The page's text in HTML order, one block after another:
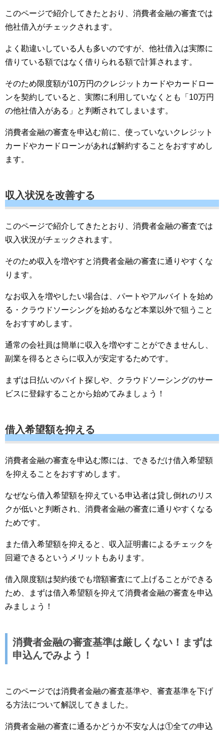
このページで紹介してきたとおり、消費者金融の審査では
他社借入がチェックされます。
よく勘違いしている人も多いのですが、他社借入は実際に
借りている額ではなく借りられる額で計算されます。
そのため限度額が10万円のクレジットカードやカードロー
ンを契約していると、実際に利用していなくとも「10万円
の他社借入がある」と判断されてしまいます。
消費者金融の審査を申込む前に、使っていないクレジット
カードやカードローンがあれば解約することをおすすめし
ます。
収入状況を改善する
このページで紹介してきたとおり、消費者金融の審査では
収入状況がチェックされます。
そのため収入を増やすと消費者金融の審査に通りやすくな
ります。
なお収入を増やしたい場合は、パートやアルバイトを始め
る・クラウドソーシングを始めるなど本業以外で狙うこと
をおすすめします。
通常の会社員は簡単に収入を増やすことができませんし、
副業を得るとさらに収入が安定するためです。
まずは日払いのバイト探しや、クラウドソーシングのサー
ビスに登録することから始めてみましょう！
借入希望額を抑える
消費者金融の審査を申込む際には、できるだけ借入希望額
を抑えることをおすすめします。
なぜなら借入希望額を抑えている申込者は貸し倒れのリス
クが低いと判断され、消費者金融の審査に通りやすくなる
ためです。
また借入希望額を抑えると、収入証明書によるチェックを
回避できるというメリットもあります。
借入限度額は契約後でも増額審査にて上げることができる
ため、まずは借入希望額を抑えて消費者金融の審査を申込
みましょう！
消費者金融の審査基準は厳しくない！まずは
申込んでみよう！
このページでは消費者金融の審査基準や、審査基準を下げ
る方法について解説してきました。
消費者金融の審査に通るかどうか不安な人は①全ての申込